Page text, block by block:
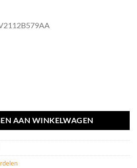
AAN WINKELWAGEN